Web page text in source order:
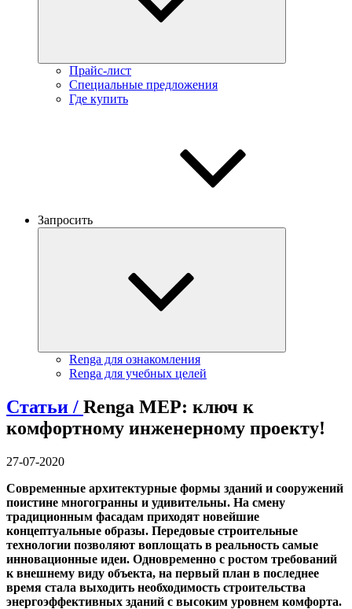
Прайс-лист
Специальные предложения
Где купить
Запросить
Renga для ознакомления
Renga для учебных целей
Статьи / Renga MEP: ключ к
комфортному инженерному проекту!
27-07-2020
Современные архитектурные формы зданий и сооружений
поистине многогранны и удивительны. На смену
традиционным фасадам приходят новейшие
концептуальные образы. Передовые строительные
технологии позволяют воплощать в реальность самые
инновационные идеи. Одновременно с ростом требований
к внешнему виду объекта, на первый план в последнее
время стала выходить необходимость строительства
энергоэффективных зданий с высоким уровнем комфорта.